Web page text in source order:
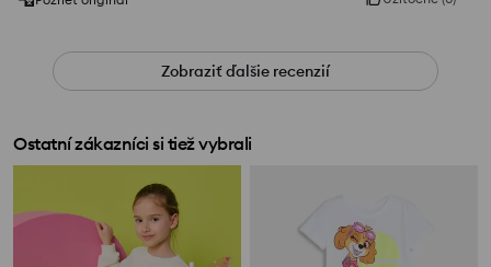
Zobraziť ďalšie recenzií
Ostatní zákazníci si tiež vybrali